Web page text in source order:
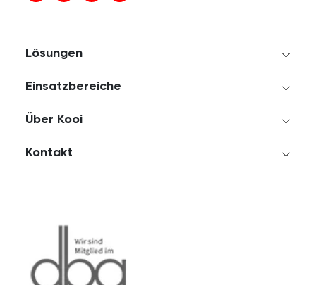
Lösungen
Einsatzbereiche
Über Kooi
Kontakt